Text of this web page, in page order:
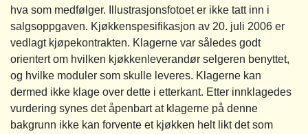
hva som medfølger. Illustrasjonsfotoet er ikke tatt inn i
salgsoppgaven. Kjøkkenspesifikasjon av 20. juli 2006 er
vedlagt kjøpekontrakten. Klagerne var således godt
orientert om hvilken kjøkkenleverandør selgeren benyttet,
og hvilke moduler som skulle leveres. Klagerne kan
dermed ikke klage over dette i etterkant. Etter innklagedes
vurdering synes det åpenbart at klagerne på denne
bakgrunn ikke kan forvente et kjøkken helt likt det som